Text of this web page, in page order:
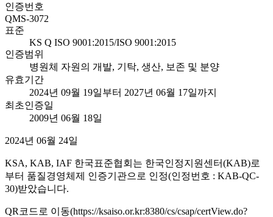
인증번호
QMS-3072
표준
KS Q ISO 9001:2015/ISO 9001:2015
인증범위
병원체 자원의 개발, 기탁, 생산, 보존 및 분양
유효기간
2024년 09월 19일부터 2027년 06월 17일까지
최초인증일
2009년 06월 18일
2024년 06월 24일
KSA, KAB, IAF 한국표준협회는 한국인정지원센터(KAB)로
부터 품질경영체제 인증기관으로 인정(인정번호 : KAB-QC-
30)받았습니다.
QR코드로 이동(https://ksaiso.or.kr:8380/cs/csap/certView.do?